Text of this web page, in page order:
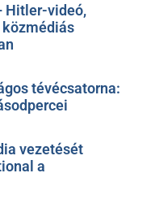
Hitler-videó,
tévécsatorna:
vezetését
a